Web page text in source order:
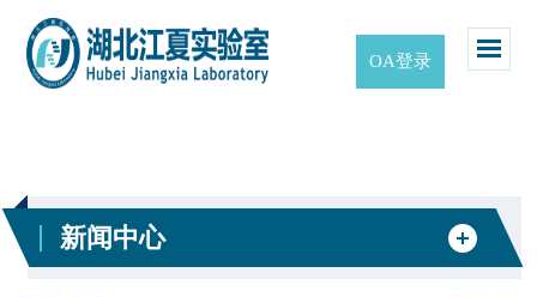
OA登录
新闻中心